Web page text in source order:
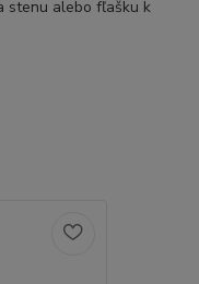
stenu alebo fľašku k